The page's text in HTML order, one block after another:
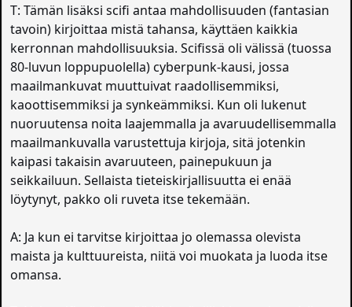
T: Tämän lisäksi scifi antaa mahdollisuuden (fantasian
tavoin) kirjoittaa mistä tahansa, käyttäen kaikkia
kerronnan mahdollisuuksia. Scifissä oli välissä (tuossa
80-luvun loppupuolella) cyberpunk-kausi, jossa
maailmankuvat muuttuivat raadollisemmiksi,
kaoottisemmiksi ja synkeämmiksi. Kun oli lukenut
nuoruutensa noita laajemmalla ja avaruudellisemmalla
maailmankuvalla varustettuja kirjoja, sitä jotenkin
kaipasi takaisin avaruuteen, painepukuun ja
seikkailuun. Sellaista tieteiskirjallisuutta ei enää
löytynyt, pakko oli ruveta itse tekemään.
A: Ja kun ei tarvitse kirjoittaa jo olemassa olevista
maista ja kulttuureista, niitä voi muokata ja luoda itse
omansa.